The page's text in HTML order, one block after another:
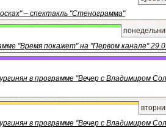
– спектакль "Стенограмма"
"Время покажет" на "Первом канале"
в программе "Вечер с Владимиром
в программе "Вечер с Владимиром